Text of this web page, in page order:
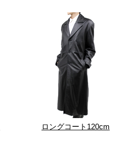
ロングコート120cm